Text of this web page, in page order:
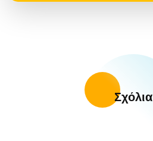
Σχόλια